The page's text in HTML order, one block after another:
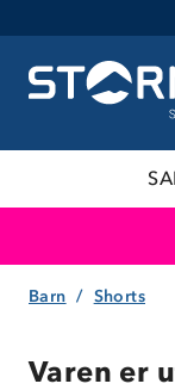
Barn Shorts
Varen er